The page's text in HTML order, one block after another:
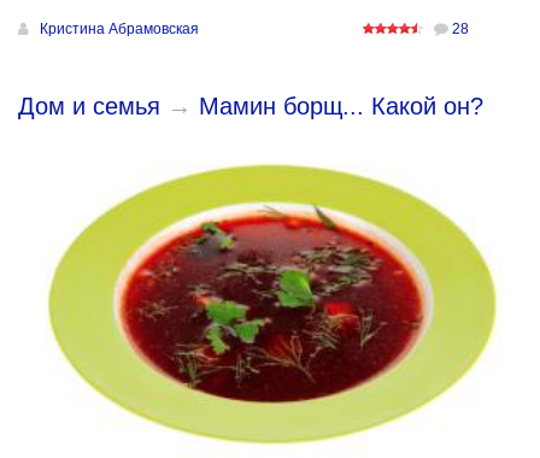
Кристина Абрамовская 28
Дом и семья → Мамин борщ... Какой он?